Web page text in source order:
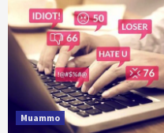
Muammo